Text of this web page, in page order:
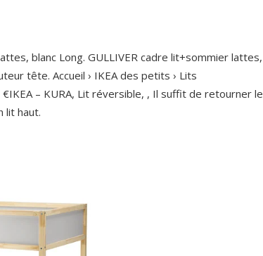
blanc Long. GULLIVER cadre lit+sommier lattes,
tête. Accueil › IKEA des petits › Lits
– KURA, Lit réversible, , Il suffit de retourner le
lit haut.